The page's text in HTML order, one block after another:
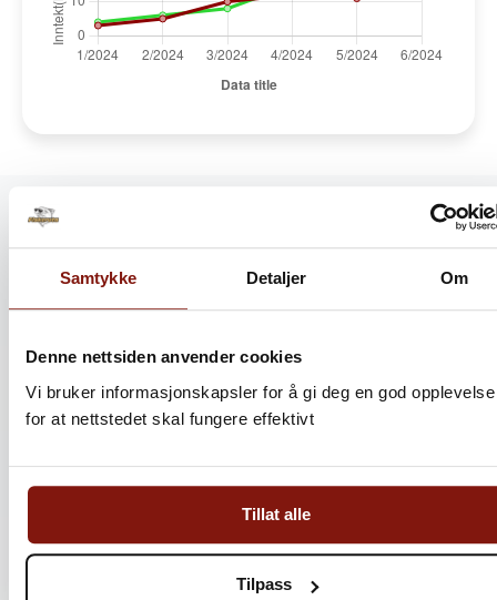
Samtykke Detaljer Om
Denne nettsiden anvender cookies
Vi bruker informasjonskapsler for å gi deg en god
for at nettstedet skal fungere effektivt
Tillat alle
Tilpass
Bli partner
Start inntjeningen for din klubb i dag!
Org.nummer